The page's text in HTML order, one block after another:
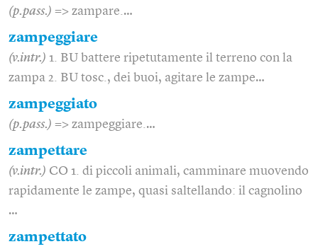
(p.pass.) => zampare.…
zampeggiare
(v.intr.) 1. BU battere ripetutamente il terreno con la
zampa 2. BU tosc., dei buoi, agitare le zampe…
zampeggiato
(p.pass.) => zampeggiare.…
zampettare
(v.intr.) CO 1. di piccoli animali, camminare muovendo
rapidamente le zampe, quasi saltellando: il cagnolino
…
zampettato